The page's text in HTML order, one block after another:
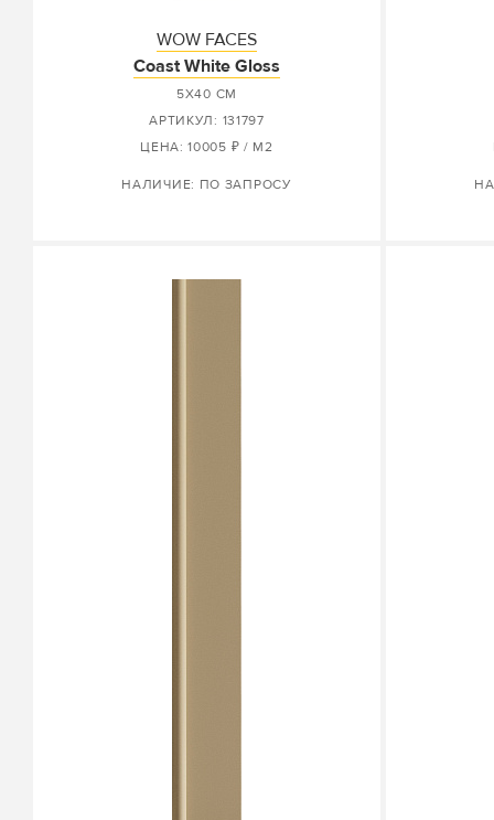
WOW FACES
Coast White Gloss
5X40 СМ
АРТИКУЛ: 131797
ЦЕНА: 10005 ₽ / М2
НАЛИЧИЕ: ПО ЗАПРОСУ